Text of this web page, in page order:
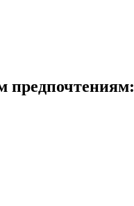
предпочтениям: